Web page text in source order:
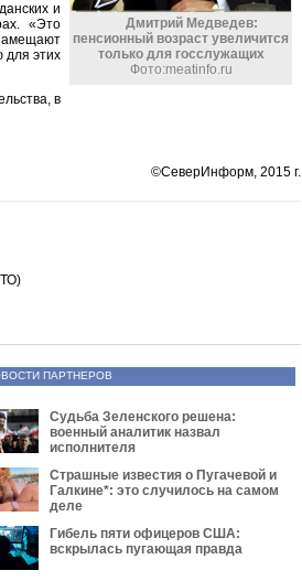
Дмитрий Медведев:
пенсионный возраст увеличится
только для госслужащих
Фото:meatinfo.ru
и
«Это
для этих
в
©СеверИнформ, 2015 г.
ПАРТНЕРОВ
Судьба Зеленского решена:
военный аналитик назвал
исполнителя
Страшные известия о Пугачевой и
Галкине*: это случилось на самом
деле
Гибель пяти офицеров США:
вскрылась пугающая правда